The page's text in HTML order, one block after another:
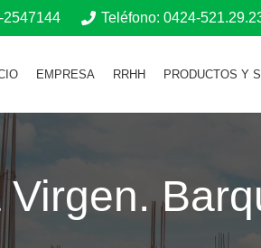
2547144 Teléfono: 0424-
EMPRESA RRHH PRODUCTOS Y